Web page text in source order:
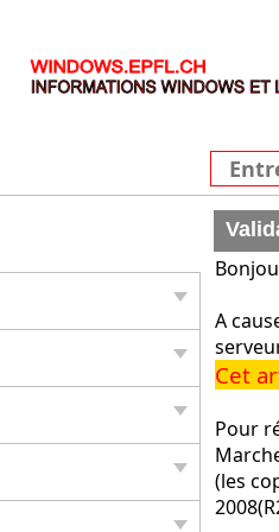
A
Cet
Pour
(les